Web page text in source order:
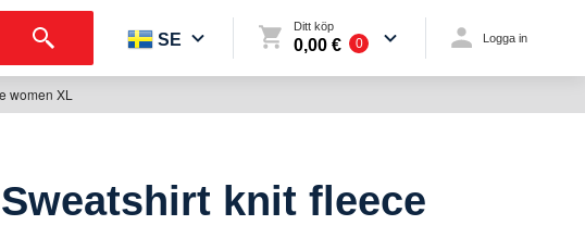
SE
Ditt köp
0,00 € 0 Logga in
women XL
Sweatshirt knit fleece